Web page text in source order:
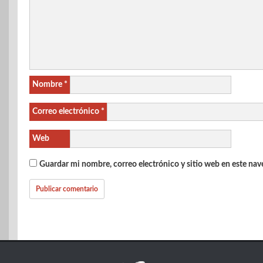
Nombre *
Correo electrónico *
Web
Guardar mi nombre, correo electrónico y sitio web en este